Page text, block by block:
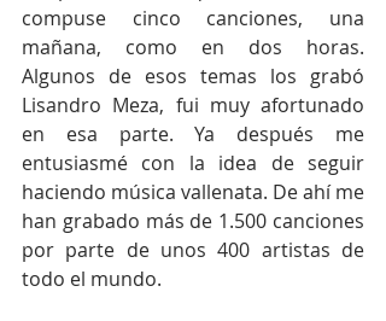
compuse cinco canciones, una
mañana, como en dos horas.
Algunos de esos temas los grabó
Lisandro Meza, fui muy afortunado
en esa parte. Ya después me
entusiasmé con la idea de seguir
haciendo música vallenata. De ahí me
han grabado más de 1.500 canciones
por parte de unos 400 artistas de
todo el mundo.